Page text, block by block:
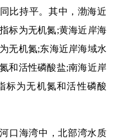
比持平。其中，渤海近
标为无机氮;黄海近岸海
无机氮;东海近岸海域水
和活性磷酸盐;南海近岸
标为无机氮和活性磷酸
口海湾中，北部湾水质